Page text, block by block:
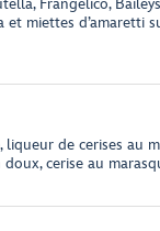
Frangelico,
et miettes d’amaretti
liqueur de cerises au
cerise au